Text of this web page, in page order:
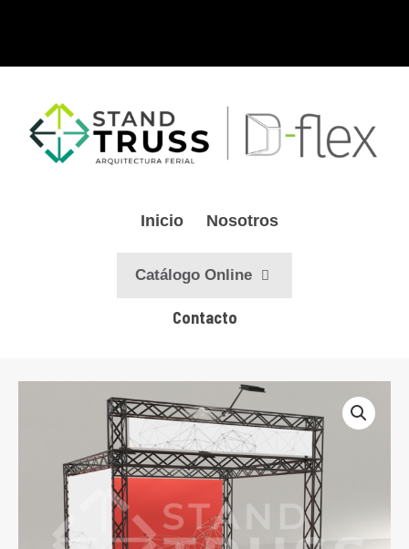
Inicio Nosotros
Catálogo Online
Contacto